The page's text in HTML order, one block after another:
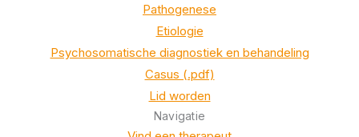
Pathogenese
Etiologie
Psychosomatische diagnostiek en behandeling
Casus (.pdf)
Lid worden
Navigatie